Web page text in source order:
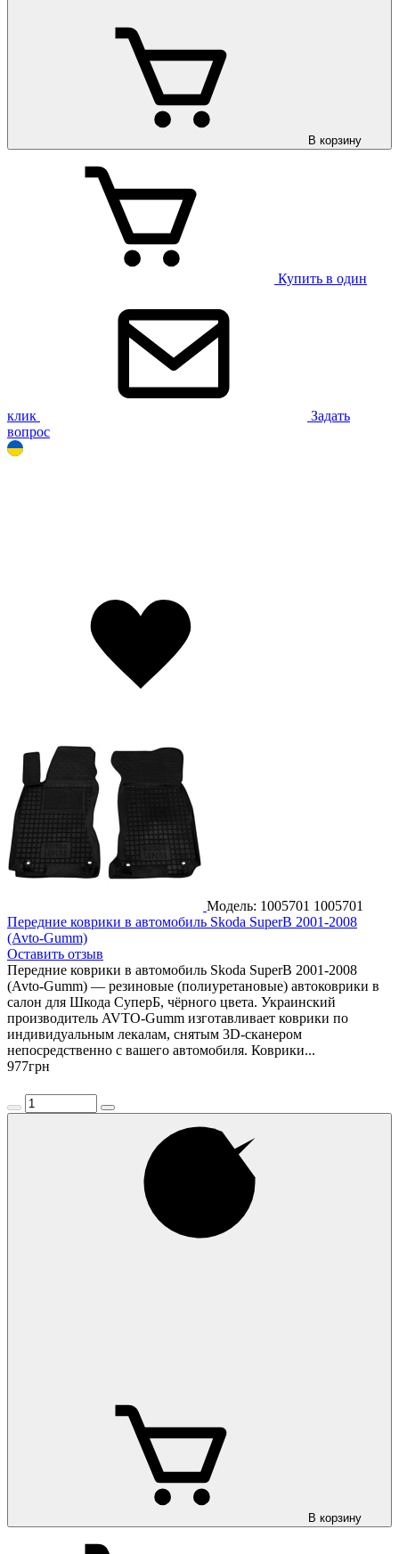
В корзину
Купить в один
клик
Задать
вопрос
Модель: 1005701 1005701
Передние коврики в автомобиль Skoda SuperB 2001-2008
(Avto-Gumm)
Оставить отзыв
Передние коврики в автомобиль Skoda SuperB 2001-2008
(Avto-Gumm) — резиновые (полиуретановые) автоковрики в
салон для Шкода СуперБ, чёрного цвета. Украинский
производитель AVTO-Gumm изготавливает коврики по
индивидуальным лекалам, снятым 3D-сканером
непосредственно с вашего автомобиля. Коврики...
977грн
В корзину